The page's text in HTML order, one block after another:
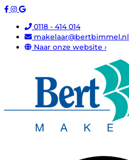
0118 - 414 014
makelaar@bertbimmel.nl
Naar onze website ›